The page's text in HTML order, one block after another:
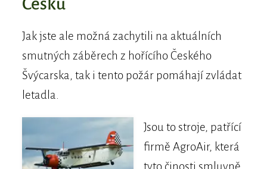
Česku
Jak jste ale možná zachytili na aktuálních
smutných záběrech z hořícího Českého
Švýcarska, tak i tento požár pomáhají zvládat
letadla.
Jsou to stroje, patřící
firmě AgroAir, která
tyto činosti smluvně